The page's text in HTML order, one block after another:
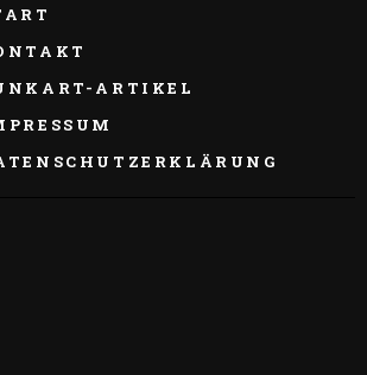
ARTIKEL